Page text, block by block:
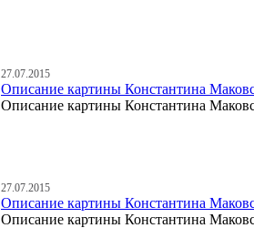
27.07.2015
Описание картины Константина
Описание картины Константина
27.07.2015
Описание картины Константина
Описание картины Константина